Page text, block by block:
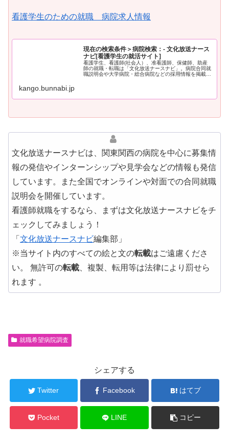
看護学生のための就職 病院求人情報
現在の検索条件＞病院検索：- 文化放送ナース
ナビ[看護学生の就活サイト]
看護学生、看護師(社会人）、准看護師、保健師、助産
師の就職・転職は「文化放送ナースナビ」。病院合同就
職説明会や大学病院・総合病院などの採用情報を掲載。
kango.bunnabi.jp
文化放送ナースナビは、関東関西の病院を中心に募集情
報の発信やインターンシップや見学会などの情報も発信
しています。また全国でオンラインや対面での合同就職
説明会を開催しています。
看護師就職をするなら、まずは文化放送ナースナビをチ
ェックしてみましょう！
「 文化放送ナースナビ編集部」
※当サイト内のすべての絵と文の転載はご遠慮くださ
い。 無許可の転載、複製、転用等は法律により罰せら
れます 。
就職希望病院調査
シェアする
Twitter Facebook はてブ
Pocket LINE コピー